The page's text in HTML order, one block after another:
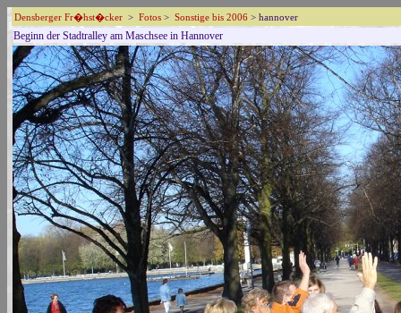
Densberger Fr�hst�cker > Fotos > Sonstige bis 2006 > hannover
Beginn der Stadtralley am Maschsee in Hannover